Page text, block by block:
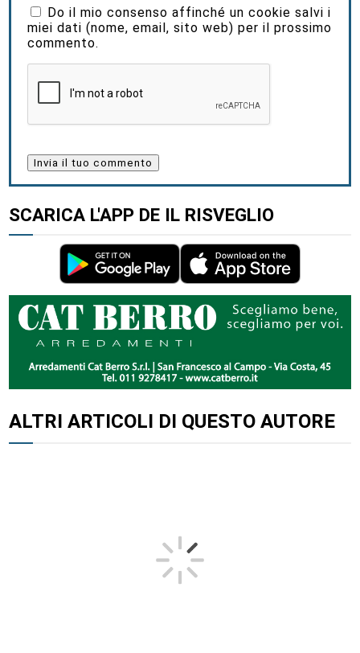
Do il mio consenso affinché un cookie salvi i
miei dati (nome, email, sito web) per il prossimo
commento.
SCARICA L'APP DE IL RISVEGLIO
ALTRI ARTICOLI DI QUESTO AUTORE